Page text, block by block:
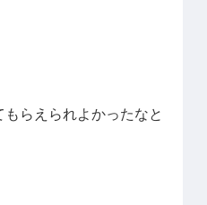
らえられよかったなと